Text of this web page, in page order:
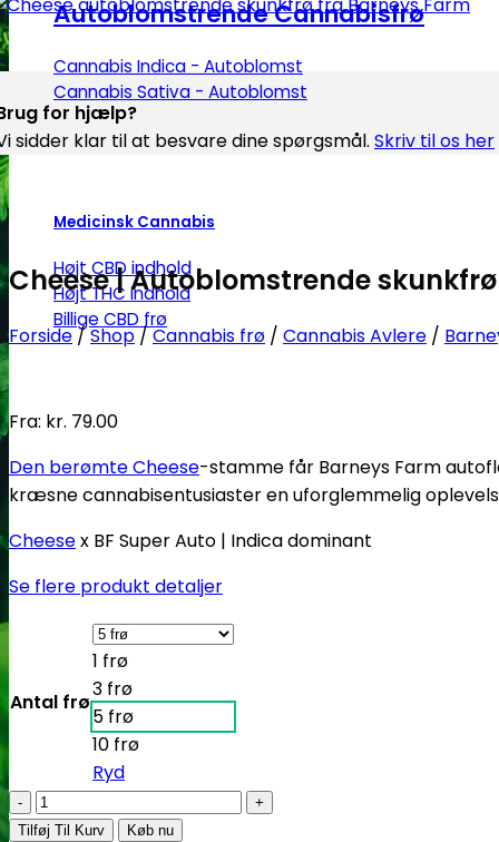
Autoblomstrende Cannabisfrø
Cannabis Indica - Autoblomst
Cannabis Sativa - Autoblomst
Medicinsk Cannabis
Højt CBD indhold
Højt THC indhold
Billige CBD frø
for hjælp?
sidder klar til at besvare dine spørgsmål. Skriv til os her
Cheese | Autoblomstrende
Forside /Shop/Cannabis frø / Cannabis Avlere /
Fra: kr. 79.00
Den berømte Cheese-stamme får Barneys Farm
kræsne cannabisentusiaster en uforglemmelig
Cheesex BF Super Auto | Indica dominant
Se flere produkt detaljer
Antal frø
1 frø
3 frø
5 frø
10 frø
Ryd
Cheese
|
Tilføj Til Kurv Køb nu